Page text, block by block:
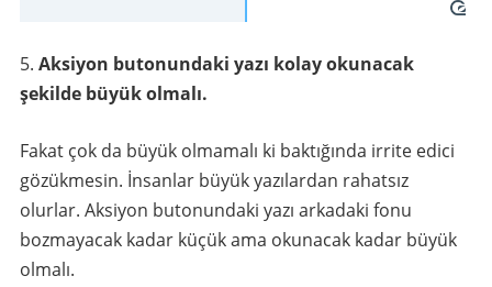
Aksiyon butonundaki yazı kolay okunacak
şekilde büyük olmalı.
Fakat çok da büyük olmamalı ki baktığında irrite edici
gözükmesin. İnsanlar büyük yazılardan rahatsız
olurlar. Aksiyon butonundaki yazı arkadaki fonu
bozmayacak kadar küçük ama okunacak kadar büyük
olmalı.